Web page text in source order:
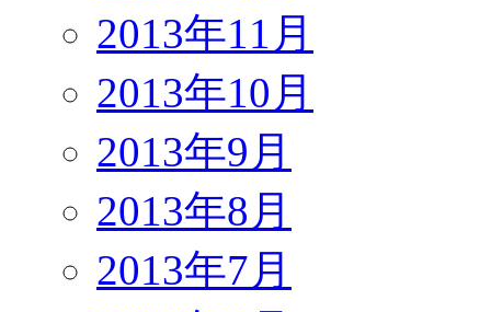
2013年11月
2013年10月
2013年9月
2013年8月
2013年7月